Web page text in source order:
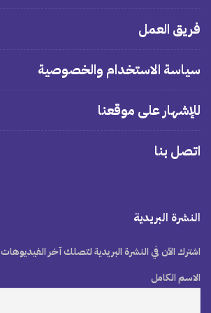
فريق العمل
سياسة الاستخدام والخصوصية
للإشهار على موقعنا
اتصل بنا
النشرة البريدية
اشترك الآن في النشرة البريدية لتصلك آخر الفيديوهات
الاسم الكامل